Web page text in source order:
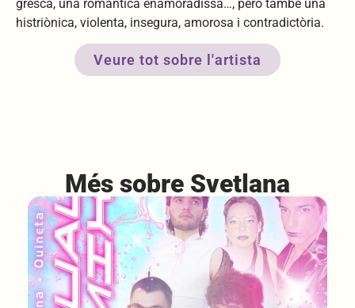
gresca, una romàntica enamoradissa…, però també una
histriònica, violenta, insegura, amorosa i contradictòria.
Veure tot sobre l'artista
Més sobre Svetlana